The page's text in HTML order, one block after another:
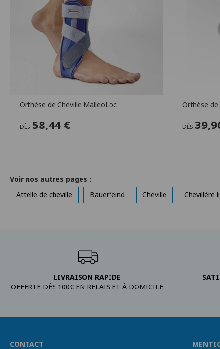
Orthèse de Cheville MalleoLoc
DÈS 58,44 €
Orthèse de
DÈS
Voir nos autres pages :
Attelle de cheville
Bauerfeind Cheville Chevillère
LIVRAISON RAPIDE
OFFERTE DÈS 100€ EN RELAIS ET À DOMICILE
CONTACT